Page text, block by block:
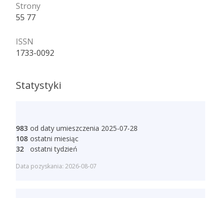
Strony
55 77
ISSN
1733-0092
Statystyki
983 od daty umieszczenia 2025-07-28
108 ostatni miesiąc
32
ostatni tydzień
Data pozyskania: 2026-08-07